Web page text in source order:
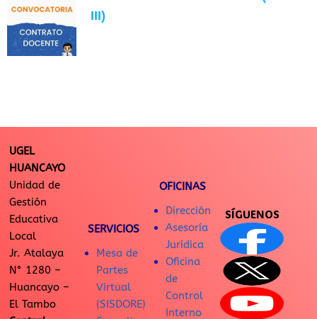
III)
UGEL
HUANCAYO
Unidad de
Gestión
Educativa
Local
Jr. Atalaya
N° 1280 –
Huancayo –
El Tambo
SERVICIOS
Mesa de
Partes
Virtual
(SISDORE)
OFICINAS
Dirección
Asesoría
Jurídica
Oficina
de
Control
Interno
SÍGUENOS